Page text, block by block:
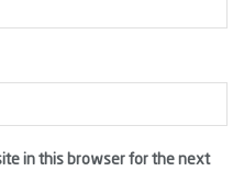
in this browser for the next